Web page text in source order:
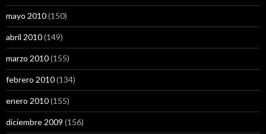
mayo 2010(150)
abril 2010(149)
marzo 2010(155)
febrero 2010(134)
enero 2010(155)
diciembre 2009 (156)